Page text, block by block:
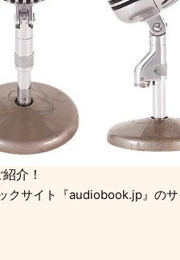
介！
クサイト『audiobook.jp』の